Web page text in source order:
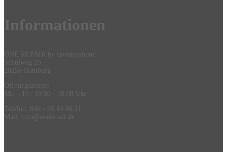
Information
ONE REPAIR by savemyphone
Schulweg 25